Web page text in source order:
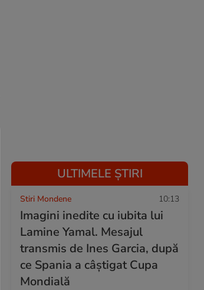
ULTIMELE ȘTIRI
Stiri Mondene 10:13
Imagini inedite cu iubita lui
Lamine Yamal. Mesajul
transmis de Ines Garcia, după
ce Spania a câștigat Cupa
Mondială